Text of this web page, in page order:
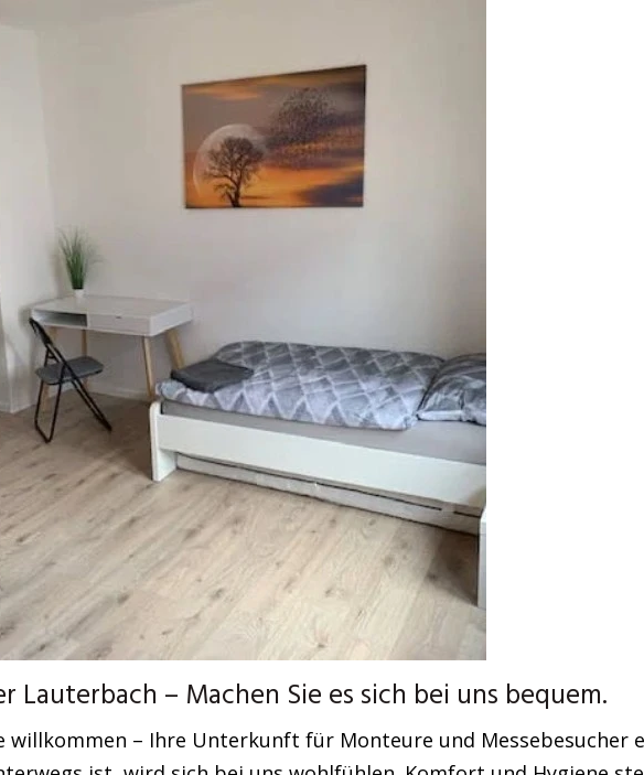
Lauterbach – Machen Sie es sich bei uns bequem.
willkommen – Ihre Unterkunft für Monteure und Messebesucher